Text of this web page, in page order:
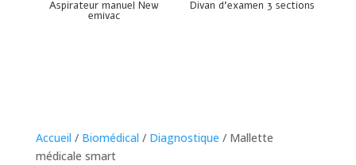
Aspirateur manuel New
emivac
Divan d’examen 3 sections
Accueil / Biomédical / Diagnostique / Mallette
médicale smart